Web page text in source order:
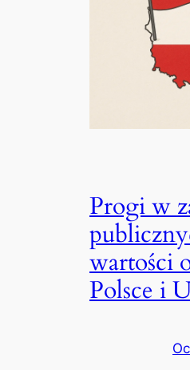
Progi w
wartości
Polsce i